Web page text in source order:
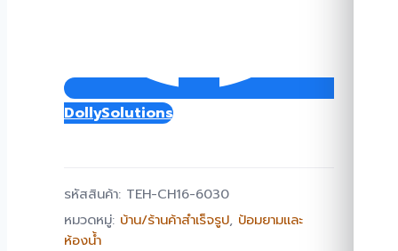
DollySolutions
รหัสสินค้า: TEH-CH16-6030
หมวดหมู่: บ้าน/ร้านค้าสำเร็จรูป, ป้อมยามและ
ห้องน้ำ